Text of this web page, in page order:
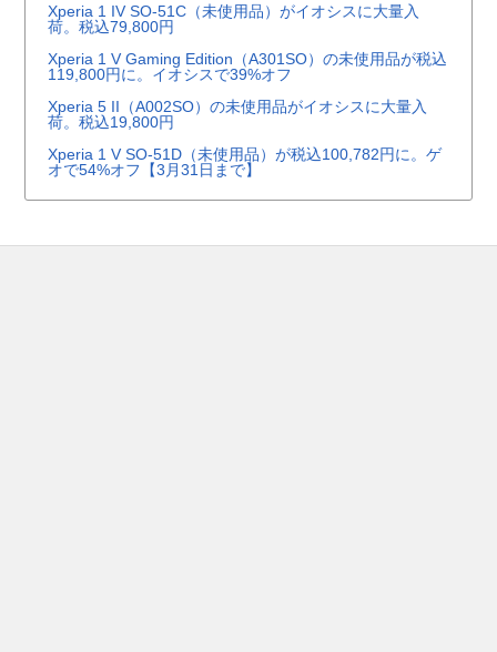
Xperia 1 IV SO-51C（未使用品）がイオシスに大量入
荷。税込79,800円
Xperia 1 V Gaming Edition（A301SO）の未使用品が税込
119,800円に。イオシスで39%オフ
Xperia 5 II（A002SO）の未使用品がイオシスに大量入
荷。税込19,800円
Xperia 1 V SO-51D（未使用品）が税込100,782円に。ゲ
オで54%オフ【3月31日まで】